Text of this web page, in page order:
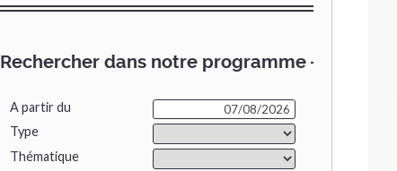
Rechercher dans notre programme
A partir du
Type
Thématique